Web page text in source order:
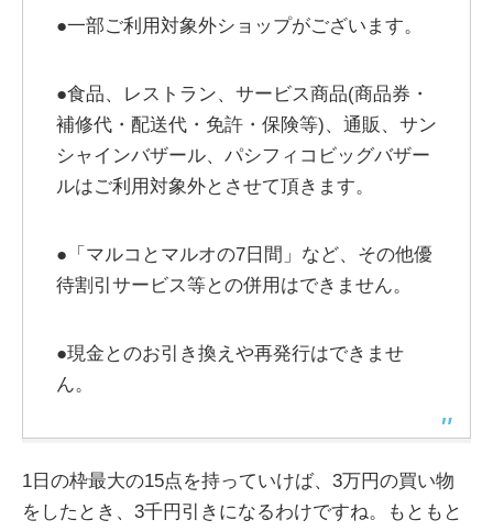
●一部ご利用対象外ショップがございます。
●食品、レストラン、サービス商品(商品券・
補修代・配送代・免許・保険等)、通販、サン
シャインバザール、パシフィコビッグバザー
ルはご利用対象外とさせて頂きます。
●「マルコとマルオの7日間」など、その他優
待割引サービス等との併用はできません。
●現金とのお引き換えや再発行はできませ
ん。
1日の枠最大の15点を持っていけば、3万円の買い物
をしたとき、3千円引きになるわけですね。もともと